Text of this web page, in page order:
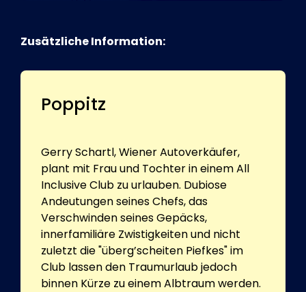
Zusätzliche Information:
Poppitz
Gerry Schartl, Wiener Autoverkäufer,
plant mit Frau und Tochter in einem All
Inclusive Club zu urlauben. Dubiose
Andeutungen seines Chefs, das
Verschwinden seines Gepäcks,
innerfamiliäre Zwistigkeiten und nicht
zuletzt die "überg’scheiten Piefkes" im
Club lassen den Traumurlaub jedoch
binnen Kürze zu einem Albtraum werden.